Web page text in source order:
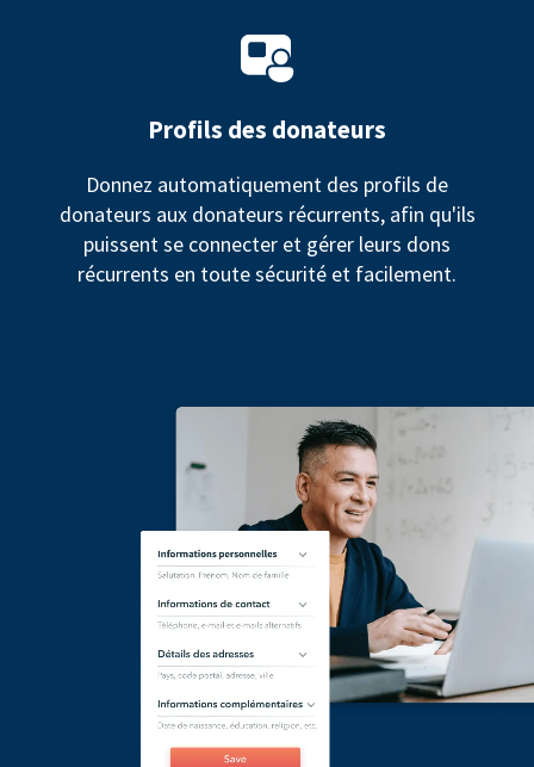
Profils des donateurs
Donnez automatiquement des profils de
donateurs aux donateurs récurrents, afin qu'ils
puissent se connecter et gérer leurs dons
récurrents en toute sécurité et facilement.